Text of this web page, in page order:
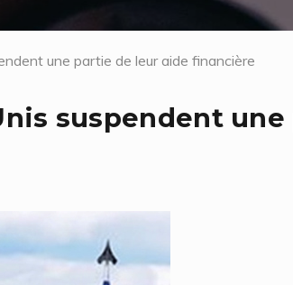
une partie de leur aide financière
suspendent